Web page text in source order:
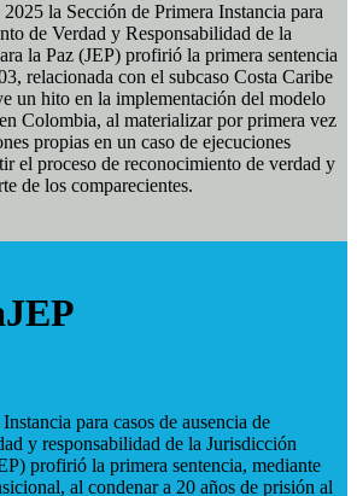
la Sección de Primera Instancia para
de Verdad y Responsabilidad de la
la Paz (JEP) profirió la primera sentencia
relacionada con el subcaso Costa Caribe
un hito en la implementación del modelo
Colombia, al materializar por primera vez
propias en un caso de ejecuciones
el proceso de reconocimiento de verdad y
de los comparecientes.
para casos de ausencia de
y responsabilidad de la Jurisdicción
profirió la primera sentencia, mediante
al condenar a 20 años de prisión al